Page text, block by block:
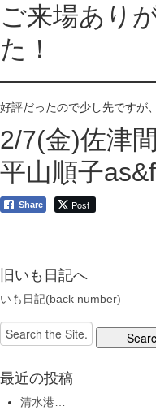
ご来場あり
た！
好評だったので少し先ですが
2/7(金)佐津
平山順子
Share Post
旧いも日記へ
いも日記(back number)
Search
for:
最近の投稿
清水港…